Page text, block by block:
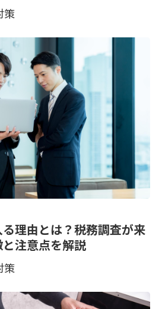
策
理由とは？税務調査が来
注意点を解説
策